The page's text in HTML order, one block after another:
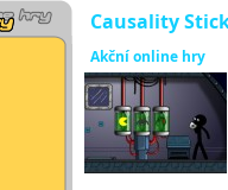
Causality
Akční online hry